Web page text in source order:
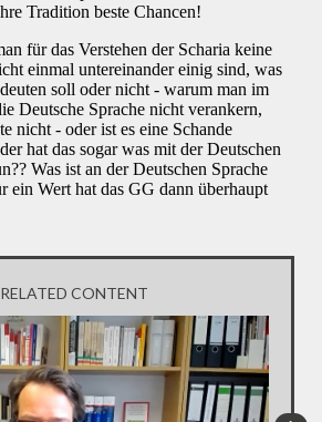
RELATED CONTENT